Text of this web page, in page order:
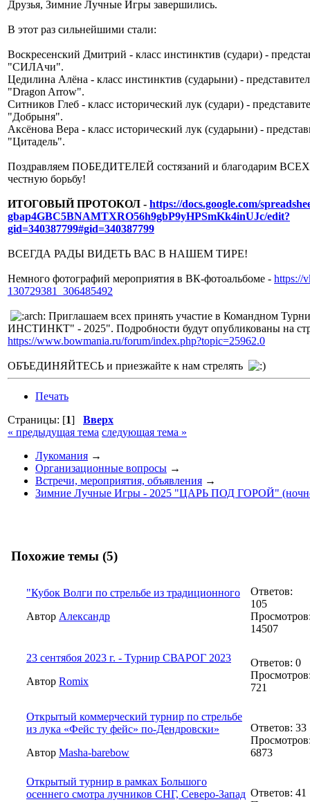
Друзья, Зимние Лучные Игры завершились.
В этот раз сильнейшими стали:
Воскресенский Дмитрий - класс инстинктив (судари) -
"СИЛАчи".
Цедилина Алёна - класс инстинктив (сударыни) -
"Dragon Arrow".
Ситников Глеб - класс исторический лук (судари) -
"Добрыня".
Аксёнова Вера - класс исторический лук (сударыни) -
"Цитадель".
Поздравляем ПОБЕДИТЕЛЕЙ состязаний и благодарим ВСЕХ
честную борьбу!
ИТОГОВЫЙ ПРОТОКОЛ - https://docs.google.com/
gbap4GBC5BNAMTXRO56h9gbP9yHPSmKk4inUJc/edit?
gid=340387799#gid=340387799
ВСЕГДА РАДЫ ВИДЕТЬ ВАС В НАШЕМ ТИРЕ!
Немного фотографий мероприятия в ВК-фотоальбоме - https://
130729381_306485492
Приглашаем всех принять участие в Командном
ИНСТИНКТ" - 2025". Подробности будут опубликованы на
https://www.bowmania.ru/forum/index.php?topic=25962.0
ОБЪЕДИНЯЙТЕСЬ и приезжайте к нам стрелять
Печать
Страницы: [1] Вверх
« предыдущая тема следующая тема »
Лукомания →
Организационные вопросы →
Встречи, мероприятия, объявления →
Зимние Лучные Игры - 2025 "ЦАРЬ ПОД ГОРОЙ"
Похожие темы (5)
"Кубок Волги по стрельбе из традиционного
Автор Александр
Ответов:
105
14507
23 сентябоя 2023 г. - Турнир СВАРОГ 2023
Автор Romix
Ответов: 0
721
Открытый коммерческий турнир по стрельбе
из лука «Фейс ту фейс» по-Дендровски»
Автор Masha-barebow
Ответов: 33
6873
Открытый турнир в рамках Большого
осеннего смотра лучников СНГ, Северо-Запад Ответов: 41